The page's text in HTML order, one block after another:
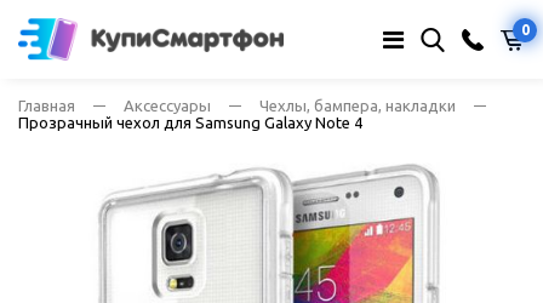
0
Главная Аксессуары
Чехлы, бампера, накладки
Прозрачный чехол для Samsung Galaxy Note 4